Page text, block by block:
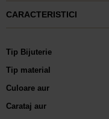
CARACTERISTICI
Tip Bijuterie
Tip material
Culoare aur
Carataj aur